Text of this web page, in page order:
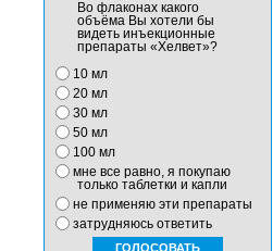
Во флаконах какого
объёма Вы хотели бы
видеть инъекционные
препараты «Хелвет»?
10 мл
20 мл
30 мл
50 мл
100 мл
мне все равно, я покупаю
только таблетки и капли
не применяю эти препараты
затрудняюсь ответить